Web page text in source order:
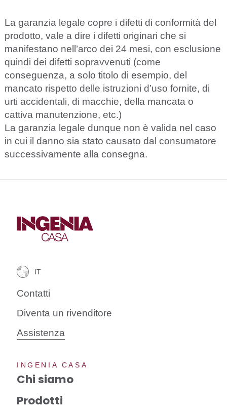
La garanzia legale copre i difetti di conformità del
prodotto, vale a dire i difetti originari che si
manifestano nell’arco dei 24 mesi, con esclusione
quindi dei difetti sopravvenuti (come
conseguenza, a solo titolo di esempio, del
mancato rispetto delle istruzioni d’uso fornite, di
urti accidentali, di macchie, della mancata o
cattiva manutenzione, etc.)
La garanzia legale dunque non è valida nel caso
in cui il danno sia stato causato dal consumatore
successivamente alla consegna.
Contatti
Diventa un rivenditore
Assistenza
INGENIA CASA
Chi siamo
Prodotti